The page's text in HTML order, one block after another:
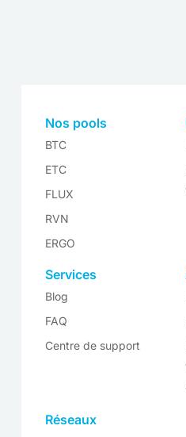
Nos pools
BTC
ETC
FLUX
RVN
ERGO
Services
Blog
FAQ
Centre de support
Réseaux